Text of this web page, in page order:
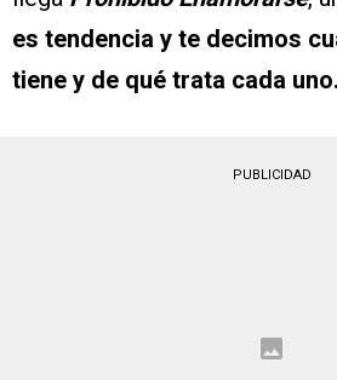
es tendencia y te decimos
tiene y de qué trata cada uno.
PUBLICIDAD